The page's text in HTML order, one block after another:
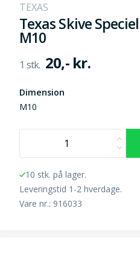
TEXAS
Texas Skive
M10
20,- kr.
Dimension
M10
10 stk. på lager.
Leveringstid 1-2 hverdage.
Vare nr.: 916033